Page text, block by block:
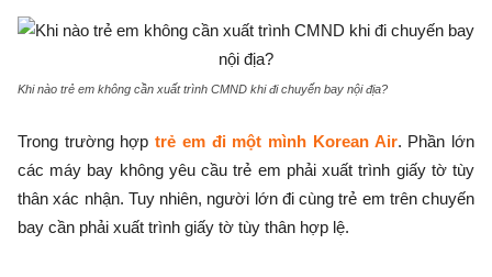
Khi nào trẻ em không cần xuất trình CMND khi đi chuyến bay nội địa?
Trong trường hợptrẻ em đi một mình Korean Air. Phần lớn
các máy bay không yêu cầu trẻ em phải xuất trình giấy tờ tùy
thân xác nhận. Tuy nhiên, người lớn đi cùng trẻ em trên chuyến
bay cần phải xuất trình giấy tờ tùy thân hợp lệ.